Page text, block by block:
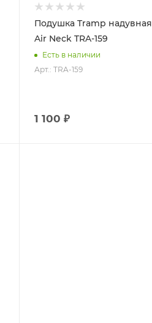
Подушка Tramp надувная
Air Neck TRA-159
Есть в наличии
Арт.: TRA-159
1 100 ₽